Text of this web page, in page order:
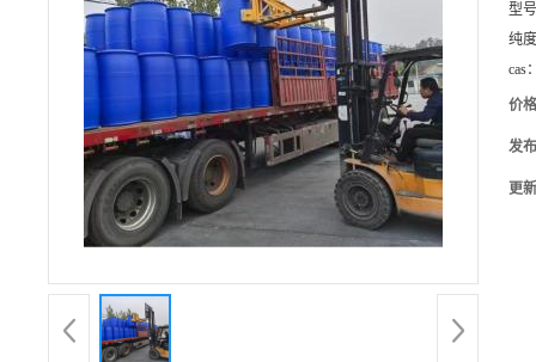
型
纯
cas
价
发
更